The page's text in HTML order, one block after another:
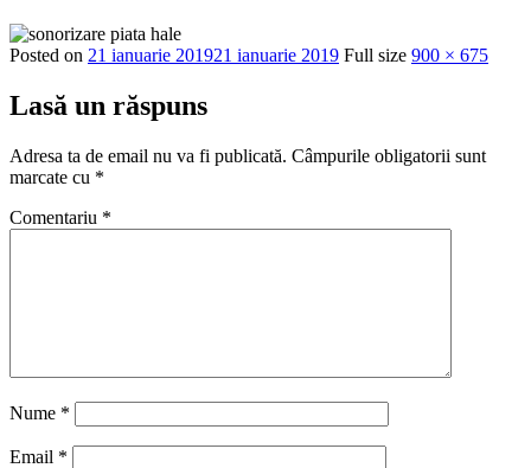
Posted on 21 ianuarie 201921 ianuarie 2019 Full size 900 × 675
Lasă un răspuns
Adresa ta de email nu va fi publicată. Câmpurile obligatorii sunt
marcate cu *
Comentariu *
Nume *
Email *